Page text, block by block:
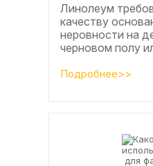
Линолеум
качеству
неровности на
черновом полу
заметны.
Подробнее>>